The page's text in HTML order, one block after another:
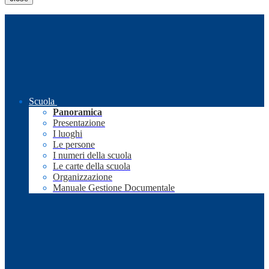
Scuola
Panoramica
Presentazione
I luoghi
Le persone
I numeri della scuola
Le carte della scuola
Organizzazione
Manuale Gestione Documentale